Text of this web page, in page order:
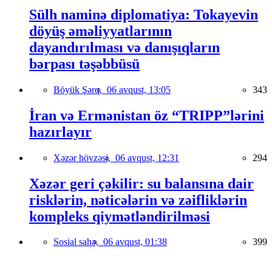
Sülh naminə diplomatiya: Tokayevin
döyüş əməliyyatlarının
dayandırılması və danışıqların
bərpası təşəbbüsü
Böyük Şərq, 06 avqust, 13:05 343
İran və Ermənistan öz “TRIPP”lərini
hazırlayır
Xəzər hövzəsi, 06 avqust, 12:31 294
Xəzər geri çəkilir: su balansına dair
risklərin, nəticələrin və zəifliklərin
kompleks qiymətləndirilməsi
Sosial sahə, 06 avqust, 01:38 399